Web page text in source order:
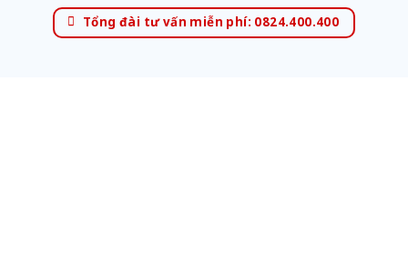
Tổng đài tư vấn miễn phí: 0824.400.400